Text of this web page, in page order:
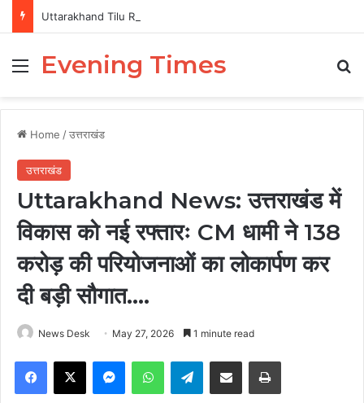
MenuEvening Times
Home /उत्तराखंड
उत्तराखंड
Uttarakhand News: उत्तराखंड में
विकास को नई रफ्तारः CM धामी ने 138
करोड़ की परियोजनाओं का लोकार्पण कर
दी बड़ी सौगात….
News Desk May 27, 2026 1 minute read
Facebook
X MessengerWhatsAppTelegramShare via Email Print